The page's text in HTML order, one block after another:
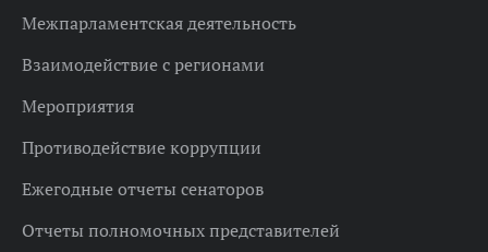
Межпарламентская деятельность
Взаимодействие с регионами
Мероприятия
Противодействие коррупции
Ежегодные отчеты сенаторов
Отчеты полномочных представителей